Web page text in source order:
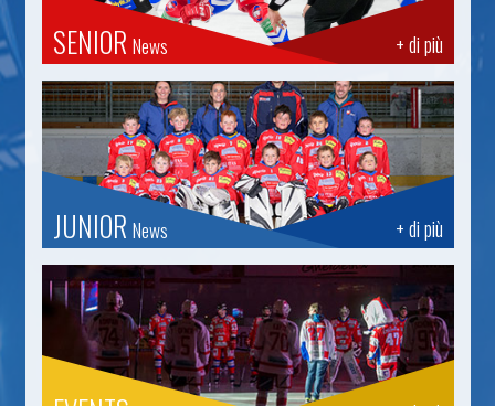
+ di più
SENIOR News
+ di più
JUNIOR News